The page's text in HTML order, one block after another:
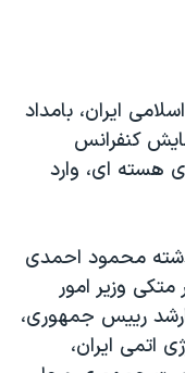
ايران، بامداد
کنفرانس
هسته ای، وارد
محمود احمدی
وزير امور
رييس جمهوری،
اتمی ايران،